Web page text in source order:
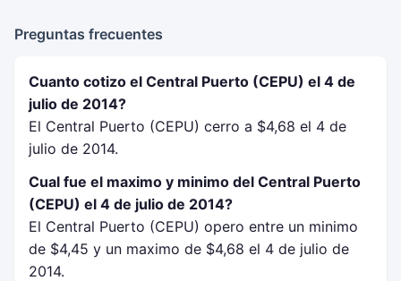
Preguntas frecuentes
Cuanto cotizo el Central Puerto (CEPU) el 4 de
julio de 2014?
El Central Puerto (CEPU) cerro a $4,68 el 4 de
julio de 2014.
Cual fue el maximo y minimo del Central Puerto
(CEPU) el 4 de julio de 2014?
El Central Puerto (CEPU) opero entre un minimo
de $4,45 y un maximo de $4,68 el 4 de julio de
2014.